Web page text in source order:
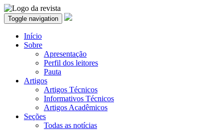
Toggle navigation
Início
Sobre
Apresentação
Perfil dos leitores
Pauta
Artigos
Artigos Técnicos
Informativos Técnicos
Artigos Acadêmicos
Seções
Todas as notícias